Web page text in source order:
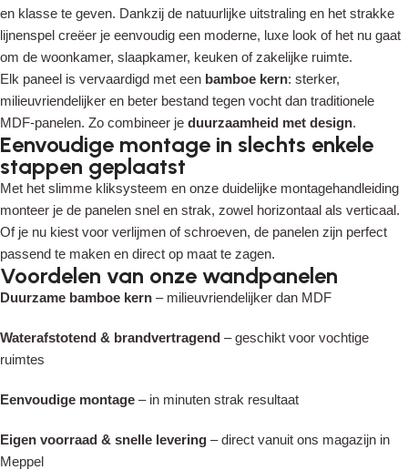
en klasse te geven. Dankzij de natuurlijke uitstraling en het strakke
lijnenspel creëer je eenvoudig een moderne, luxe look of het nu gaat
om de woonkamer, slaapkamer, keuken of zakelijke ruimte.
Elk paneel is vervaardigd met een bamboe kern: sterker,
milieuvriendelijker en beter bestand tegen vocht dan traditionele
MDF-panelen. Zo combineer je duurzaamheid met design.
Eenvoudige montage in slechts enkele
stappen geplaatst
Read More
Met het slimme kliksysteem en onze duidelijke montagehandleiding
monteer je de panelen snel en strak, zowel horizontaal als verticaal.
Of je nu kiest voor verlijmen of schroeven, de panelen zijn perfect
passend te maken en direct op maat te zagen.
Voordelen van onze wandpanelen
Duurzame bamboe kern – milieuvriendelijker dan MDF
Waterafstotend & brandvertragend – geschikt voor vochtige
ruimtes
Eenvoudige montage – in minuten strak resultaat
Eigen voorraad & snelle levering – direct vanuit ons magazijn in
Meppel